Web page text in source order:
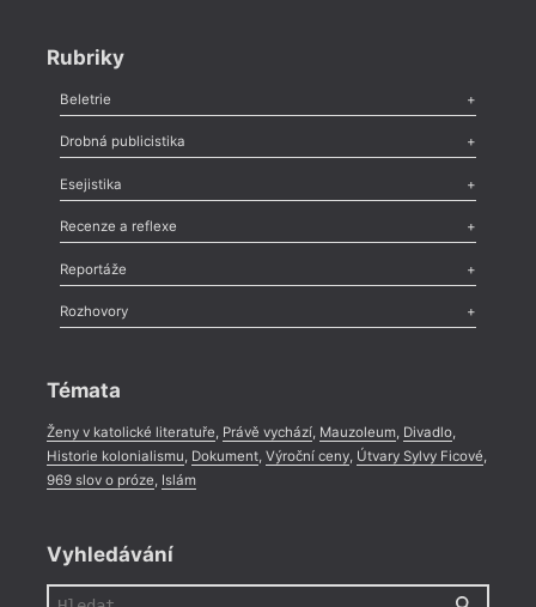
Rubriky
Beletrie
Poezie,Próza,Dokumenty
Drobná publicistika
Odlesk
Nekrolog,Glosa,Sloupek,Pozvánka,Literární soutěž,
Esejistika
Esej ,Pádlo,Úvaha
Recenze a reflexe
Recenze
Méně slov o próze,Celá rubrika
Reportáže
Literární zítřky
Celá rubrika
Rozhovory
Témata
Ženy v katolické literatuře, Právě vychází, Mauzoleum, Divadlo,
Historie kolonialismu, Dokument, Výroční ceny, Útvary Sylvy Ficové,
969 slov o próze, Islám
Vyhledávání